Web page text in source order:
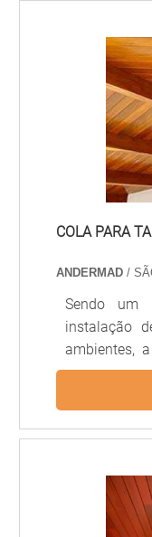
formatos,
comerciais
COLA PARA
ANDERMAD /
Sendo um
instalação
ambientes,
oferece
locais. A
conhecida
trabalho
para taco
são